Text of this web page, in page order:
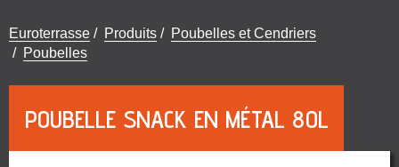
Vous
êtes
Euroterrasse / Produits / Poubelles et Cendriers
/ Poubelles
POUBELLE SNACK EN MÉTAL 80L